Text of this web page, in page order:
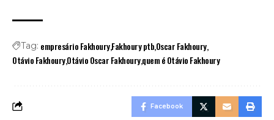
Tag: empresário FakhouryFakhoury ptbOscar Fakhoury
Otávio FakhouryOtávio Oscar Fakhouryquem é Otávio Fakhoury
Facebook